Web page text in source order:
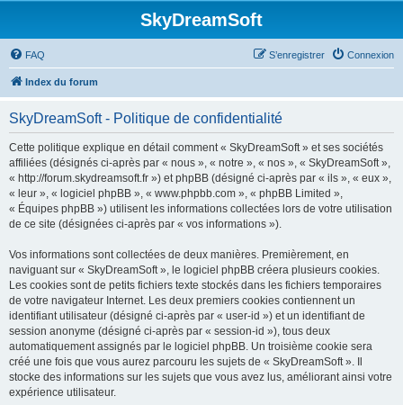
SkyDreamSoft
FAQ Connexion
S’enregistrer
Index du forum
SkyDreamSoft - Politique de confidentialité
Cette politique explique en détail comment « SkyDreamSoft » et ses sociétés
affiliées (désignés ci-après par « nous », « notre », « nos », « SkyDreamSoft »,
« http://forum.skydreamsoft.fr ») et phpBB (désigné ci-après par « ils », « eux »,
« leur », « logiciel phpBB », « www.phpbb.com », « phpBB Limited »,
« Équipes phpBB ») utilisent les informations collectées lors de votre utilisation
de ce site (désignées ci-après par « vos informations »).
Vos informations sont collectées de deux manières. Premièrement, en
naviguant sur « SkyDreamSoft », le logiciel phpBB créera plusieurs cookies.
Les cookies sont de petits fichiers texte stockés dans les fichiers temporaires
de votre navigateur Internet. Les deux premiers cookies contiennent un
identifiant utilisateur (désigné ci-après par « user-id ») et un identifiant de
session anonyme (désigné ci-après par « session-id »), tous deux
automatiquement assignés par le logiciel phpBB. Un troisième cookie sera
créé une fois que vous aurez parcouru les sujets de « SkyDreamSoft ». Il
stocke des informations sur les sujets que vous avez lus, améliorant ainsi votre
expérience utilisateur.